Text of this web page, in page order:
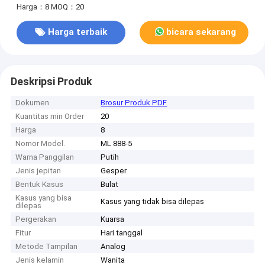
Harga：8 MOQ：20
Harga terbaik bicara sekarang
Deskripsi Produk
Dokumen
Brosur Produk PDF
Kuantitas min Order
20
Harga
8
Nomor Model.
ML 888-5
Warna Panggilan
Putih
Jenis jepitan
Gesper
Bentuk Kasus
Bulat
Kasus yang bisa
dilepas
Kasus yang tidak bisa dilepas
Pergerakan
Kuarsa
Fitur
Hari tanggal
Metode Tampilan
Analog
Jenis kelamin
Wanita